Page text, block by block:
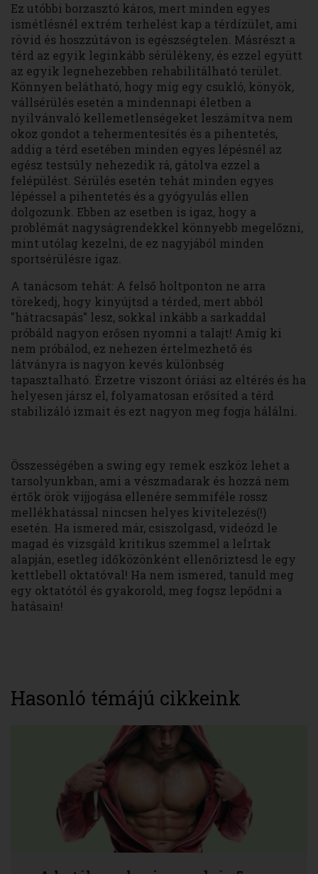
Ez utóbbi borzasztó káros, mert minden egyes
ismétlésnél extrém terhelést kap a térdízület, ami
rövid és hoszzútávon is egészségtelen. Másrészt a
térd az egyik leginkább sérülékeny, és ezzel együtt
az egyik legnehezebben rehabilitálható terület.
Könnyen belátható, hogy míg egy csukló, könyök,
vállsérülés esetén a mindennapi életben a
nyilvánvaló kellemetlenségeket leszámítva nem
okoz gondot a tehermentesítés és a pihentetés,
addig a térd esetében minden egyes lépésnél az
egész testsúly nehezedik rá, gátolva ezzel a
felépülést. Sérülés esetén tehát minden egyes
lépéssel a pihentetés és a gyógyulás ellen
dolgozunk. Ebben az esetben is igaz, hogy a
problémát nagyságrendekkel könnyebb megelőzni,
mint utólag kezelni, de ez nagyjából minden
sportsérülésre igaz.
A tanácsom tehát: A felső holtponton ne arra
törekedj, hogy kinyújtsd a térded, mert abból
"hátracsapás" lesz, sokkal inkább a sarkaddal
próbáld nagyon erősen nyomni a talajt! Amíg ki
nem próbálod, ez nehezen értelmezhető és
látványra is nagyon kevés különbség
tapasztalható. Érzetre viszont óriási az eltérés és ha
helyesen jársz el, folyamatosan erősíted a térd
stabilizáló izmait és ezt nagyon meg fogja hálálni.
Összességében a swing egy remek eszköz lehet a
tarsolyunkban, ami a vészmadarak és hozzá nem
értők örök vijjogása ellenére semmiféle rossz
mellékhatással nincsen helyes kivitelezés(!)
esetén. Ha ismered már, csiszolgasd, videózd le
magad és vizsgáld kritikus szemmel a leÍrtak
alapján, esetleg időközönként ellenőriztesd le egy
kettlebell oktatóval! Ha nem ismered, tanuld meg
egy oktatótól és gyakorold, meg fogsz lepődni a
hatásain!
Hasonló témájú cikkeink